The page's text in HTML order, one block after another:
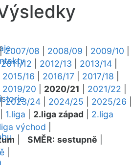
2007/08 2008/09 2009/10
2011/12 2012/13 2013/14
2015/16 2016/17 2017/18
2019/20 2020/21 2021/22
2023/24 2024/25 2025/26
1.liga 2.liga západ
2.liga
východ
SMĚR: sestupně